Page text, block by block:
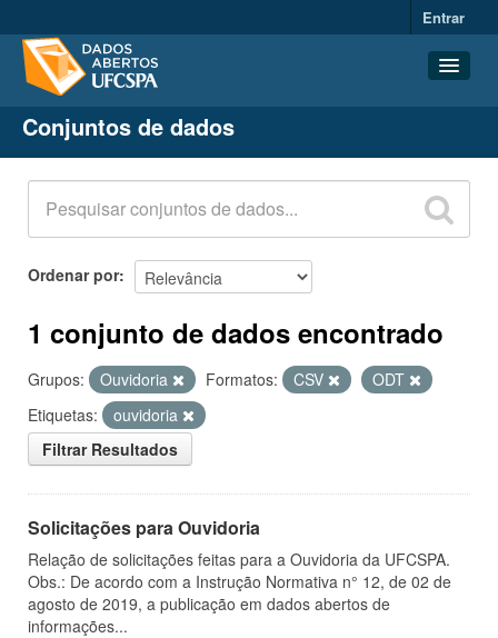
Entrar
Conjuntos de dados
Organizações
Grupos
Sobre
Conjuntos de dados
Ordenar por
1 conjunto de dados encontrado
Grupos: Ouvidoria Formatos: CSV
ODT
Etiquetas:
ouvidoria
Filtrar Resultados
Solicitações para Ouvidoria
Relação de solicitações feitas para a Ouvidoria da UFCSPA.
Obs.: De acordo com a Instrução Normativa n° 12, de 02 de
agosto de 2019, a publicação em dados abertos de
informações...